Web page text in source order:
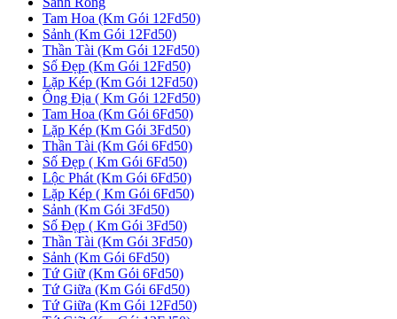
Tam Hoa (Km Gói 12Fd50)
Sảnh (Km Gói 12Fd50)
Thần Tài (Km Gói 12Fd50)
Số Đẹp (Km Gói 12Fd50)
Lặp Kép (Km Gói 12Fd50)
Ông Địa ( Km Gói 12Fd50)
Tam Hoa (Km Gói 6Fd50)
Lặp Kép (Km Gói 3Fd50)
Thần Tài (Km Gói 6Fd50)
Số Đẹp ( Km Gói 6Fd50)
Lộc Phát (Km Gói 6Fd50)
Lặp Kép ( Km Gói 6Fd50)
Sảnh (Km Gói 3Fd50)
Số Đẹp ( Km Gói 3Fd50)
Thần Tài (Km Gói 3Fd50)
Sảnh (Km Gói 6Fd50)
Tứ Giữ (Km Gói 6Fd50)
Tứ Giữa (Km Gói 6Fd50)
Tứ Giữa (Km Gói 12Fd50)